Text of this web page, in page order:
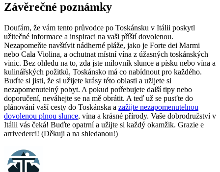
Závěrečné poznámky
Doufám, že vám tento průvodce po Toskánsku v Itálii poskytl
užitečné informace a inspiraci na vaši příští dovolenou.
Nezapomeňte navštívit nádherné pláže, jako je Forte dei Marmi
nebo Cala Violina, a ochutnat místní vína z úžasných toskánských
vinic. Bez ohledu na to, zda jste milovník slunce a písku nebo vína a
kulinářských požitků, Toskánsko má co nabídnout pro každého.
Buďte si jisti, že si užijete krásy této oblasti a užijete si
nezapomenutelný pobyt. A pokud potřebujete další tipy nebo
doporučení, neváhejte se na mě obrátit. A teď už se pusťte do
plánování vaší cesty do Toskánska a zažijte nezapomenutelnou
dovolenou plnou slunce, vína a krásné přírody. Vaše dobrodružství v
Itálii vás čeká! Buďte opatrní a užijte si každý okamžik. Grazie e
arrivederci! (Děkuji a na shledanou!)